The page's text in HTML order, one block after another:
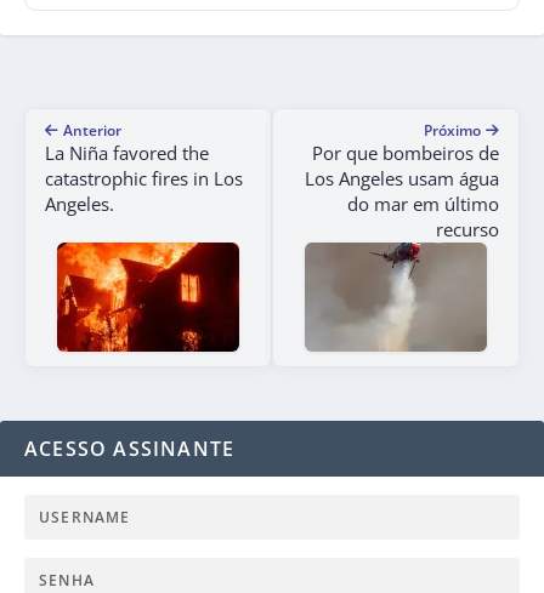
Anterior
La Niña favored the
catastrophic fires in Los
Angeles.
Próximo
Por que bombeiros de
Los Angeles usam água
do mar em último
recurso
ACESSO ASSINANTE